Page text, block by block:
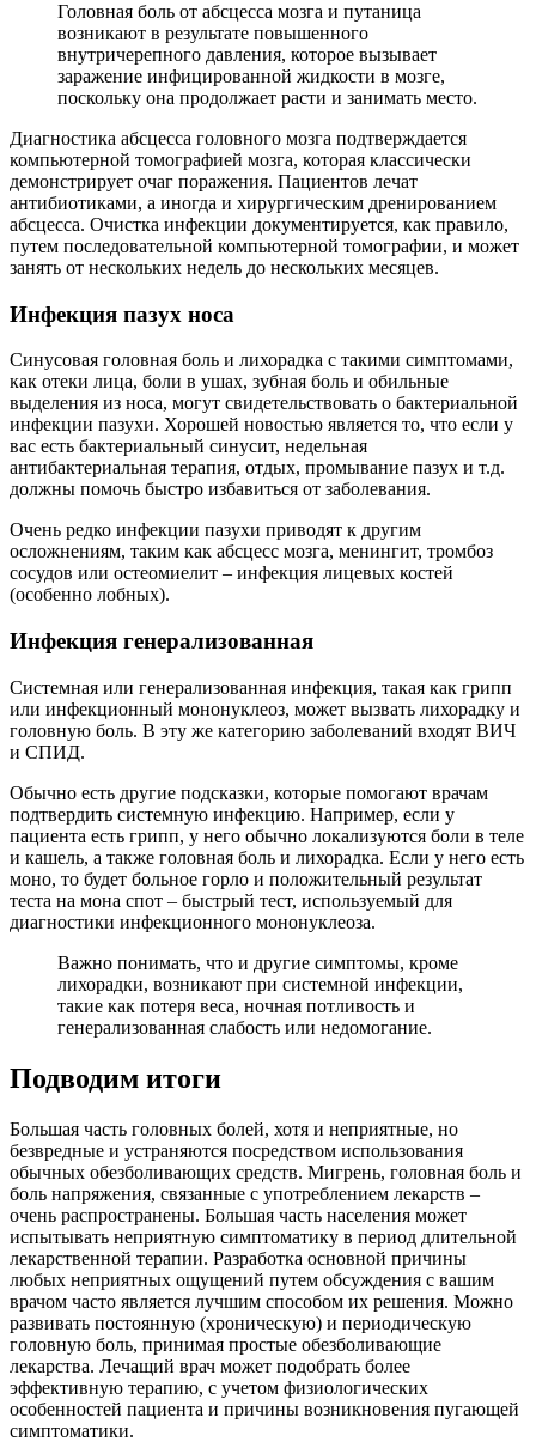
Головная боль от абсцесса мозга и путаница
возникают в результате повышенного
внутричерепного давления, которое вызывает
заражение инфицированной жидкости в мозге,
поскольку она продолжает расти и занимать место.
Диагностика абсцесса головного мозга подтверждается
компьютерной томографией мозга, которая классически
демонстрирует очаг поражения. Пациентов лечат
антибиотиками, а иногда и хирургическим дренированием
абсцесса. Очистка инфекции документируется, как правило,
путем последовательной компьютерной томографии, и может
занять от нескольких недель до нескольких месяцев.
Инфекция пазух носа
Синусовая головная боль и лихорадка с такими симптомами,
как отеки лица, боли в ушах, зубная боль и обильные
выделения из носа, могут свидетельствовать о бактериальной
инфекции пазухи. Хорошей новостью является то, что если у
вас есть бактериальный синусит, недельная
антибактериальная терапия, отдых, промывание пазух и т.д.
должны помочь быстро избавиться от заболевания.
Очень редко инфекции пазухи приводят к другим
осложнениям, таким как абсцесс мозга, менингит, тромбоз
сосудов или остеомиелит – инфекция лицевых костей
(особенно лобных).
Инфекция генерализованная
Системная или генерализованная инфекция, такая как грипп
или инфекционный мононуклеоз, может вызвать лихорадку и
головную боль. В эту же категорию заболеваний входят ВИЧ
и СПИД.
Обычно есть другие подсказки, которые помогают врачам
подтвердить системную инфекцию. Например, если у
пациента есть грипп, у него обычно локализуются боли в теле
и кашель, а также головная боль и лихорадка. Если у него есть
моно, то будет больное горло и положительный результат
теста на мона спот – быстрый тест, используемый для
диагностики инфекционного мононуклеоза.
Важно понимать, что и другие симптомы, кроме
лихорадки, возникают при системной инфекции,
такие как потеря веса, ночная потливость и
генерализованная слабость или недомогание.
Подводим итоги
Большая часть головных болей, хотя и неприятные, но
безвредные и устраняются посредством использования
обычных обезболивающих средств. Мигрень, головная боль и
боль напряжения, связанные с употреблением лекарств –
очень распространены. Большая часть населения может
испытывать неприятную симптоматику в период длительной
лекарственной терапии. Разработка основной причины
любых неприятных ощущений путем обсуждения с вашим
врачом часто является лучшим способом их решения. Можно
развивать постоянную (хроническую) и периодическую
головную боль, принимая простые обезболивающие
лекарства. Лечащий врач может подобрать более
эффективную терапию, с учетом физиологических
особенностей пациента и причины возникновения пугающей
симптоматики.